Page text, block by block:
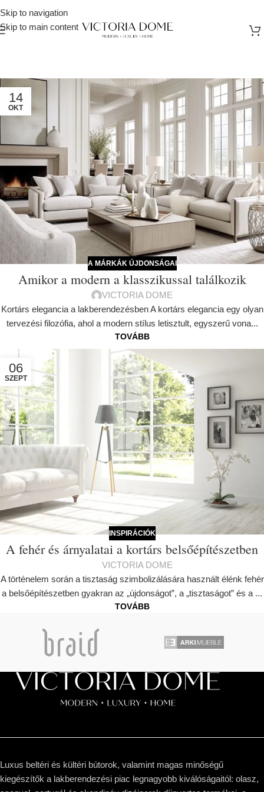
Skip to navigation
Skip to main content
14
OKT
A MÁRKÁK ÚJDONSÁGAI
Amikor a modern a klasszikussal találkozik
VICTORIA DOME
Kortárs elegancia a lakberendezésben A kortárs elegancia egy olyan
tervezési filozófia, ahol a modern stílus letisztult, egyszerű vona...
TOVÁBB
06
SZEPT
INSPIRÁCIÓK
A fehér és árnyalatai a kortárs belsőépítészetben
VICTORIA DOME
A történelem során a tisztaság szimbolizálására használt élénk fehér
a belsőépítészetben gyakran az „újdonságot”, a „tisztaságot” és a ...
TOVÁBB
Luxus beltéri és kültéri bútorok, valamint magas minőségű
kiegészítők a lakberendezési piac legnagyobb kiválóságaitól: olasz,